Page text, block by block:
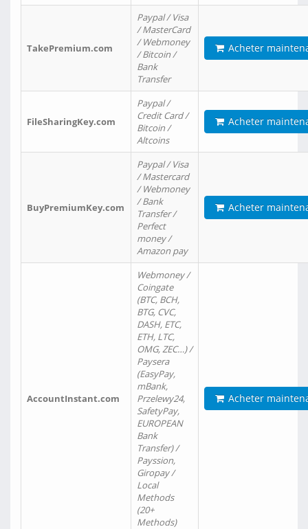
TakePremium.com
Paypal / Visa
/ MasterCard
/ Webmoney
/ Bitcoin /
Bank
Transfer
Acheter
FileSharingKey.com
Paypal /
Credit Card /
Bitcoin /
Altcoins
Acheter
BuyPremiumKey.com
Paypal / Visa
/ Mastercard
/ Webmoney
/ Bank
Transfer /
Perfect
money /
Amazon pay
Acheter
AccountInstant.com
Webmoney /
Coingate
(BTC, BCH,
BTG, CVC,
DASH, ETC,
ETH, LTC,
OMG, ZEC…) /
Paysera
(EasyPay,
mBank,
Przelewy24,
SafetyPay,
EUROPEAN
Bank
Transfer) /
Payssion,
Giropay /
Local
Methods
(20+
Methods)
Acheter